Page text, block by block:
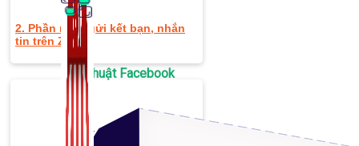
Thủ Thuật Facebook
536 bài viết
2. Phần mềm gửi kết bạn, nhắn
tin trên Zalo